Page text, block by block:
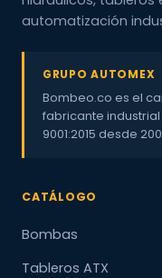
automatización
GRUPO AUTOMEX
Bombeo.co es el
fabricante industrial
9001:2015 desde
CATÁLOGO
Bombas
Tableros ATX